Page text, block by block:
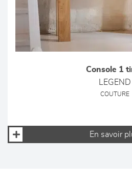
Console 1
LEGEND
COUTURE
En savoir